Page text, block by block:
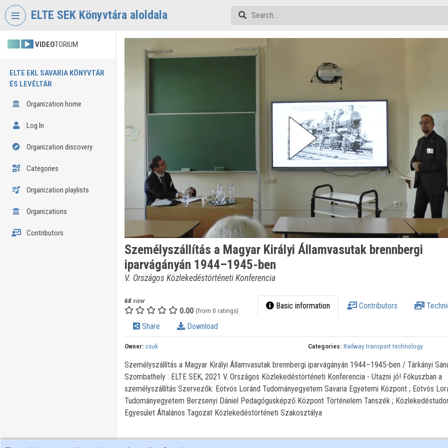
Skip header
ELTE SEK Könyvtára aloldala
VIDEOTORIUM
ELTE EKL SAVARIA KÖNYVTÁR
ÉS LEVÉLTÁR
Organization home
Log In
Organization discovery
Categories
Organization playlists
Organizations
Contributors
Személyszállítás a Magyar Királyi Államvasutak brennbergi
iparvágányán 1944–1945-ben
V. Országos Közlekedéstörténeti Konferencia
68view
0.00 (from 0 ratings) Basic information Contributors
Share Download
Owner: csuk Categories: Railway transport technology
Személyszállítás a Magyar Királyi Államvasutak brennbergi iparvágányán 1944–1945-ben / Tárkányi
Szombathely : ELTE SEK, 2021 V. Országos Közlekedéstörténeti Konferencia - Utazni jó! Fókuszban a
személyszállítás Szervezők: Eötvös Loránd Tudományegyetem Savaria Egyetemi Központ ; Eötvös
Tudományegyetem Berzsenyi Dániel Pedagógusképző Központ Történelem Tanszék ;
Egyesület Általános Tagozat Közlekedéstörténeti Szakosztálya